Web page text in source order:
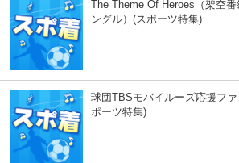
The Theme Of Heroes（架空
ングル）(スポーツ特集)
球団TBSモバイルーズ応援フ
ポーツ特集)